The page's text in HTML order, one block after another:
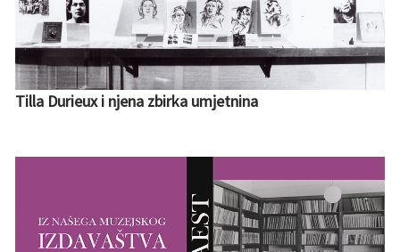
Tilla Durieux i njena zbirka umjetnina